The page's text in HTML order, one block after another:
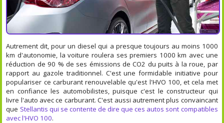
Autrement dit, pour un diesel qui a presque toujours au moins 1000
km d'autonomie, la voiture roulera ses premiers 1000 km avec une
réduction de 90 % de ses émissions de CO2 du puits à la roue, par
rapport au gazole traditionnel. C'est une formidable initiative pour
populariser ce carburant renouvelable qu'est l'HVO 100, et cela met
en confiance les automobilistes, puisque c'est le constructeur qui
livre l'auto avec ce carburant. C'est aussi autrement plus convaincant
que Stellantis qui se contente de dire que ces autos sont compatibles
avec l'HVO 100.